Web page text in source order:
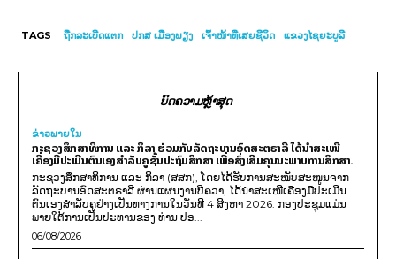
TAGS ຖືກລະເບີດແຕກ ປກສ ເມືອງພຽງ ເຈົ້າໜ້າທີ່ເສຍຊີວິດ ແຂວງໄຊຍະບູລີ
ບົດຄວາມຫຼ້າສຸດ
ຂ່າວພາຍ​ໃນ
ກະຊວງສຶກສາທິການ ແລະ ກິລາ ຮ່ວມກັບລັດຖະບານອົດສະຕຣາລີ ໄດ້ນຳສະເໜີ
ເຄື່ອງມືປະເມີນຕົນເອງສຳລັບຄູຊັ້ນປະຖົມສຶກສາ ເພື່ອສົ່ງເສີມຄຸນນະພາບການສຶກສາ.
ກະຊວງສຶກສາທິການ ແລະ ກິລາ (ສສກ), ໂດຍໄດ້ຮັບການສະໜັບສະໜູນຈາກ
ລັດຖະບານອົດສະຕຣາລີ ຜ່ານແຜນງານບີຄວາ, ໄດ້ນຳສະເໜີເຄື່ອງມືປະເມີນ
ຕົນເອງສຳລັບຄູຢ່າງເປັນທາງການໃນວັນທີ 4 ສິງຫາ 2026. ກອງປະຊຸມແມ່ນ
ພາຍໃຕ້ການເປັນປະທານຂອງ ທ່ານ ປອ...
06/08/2026